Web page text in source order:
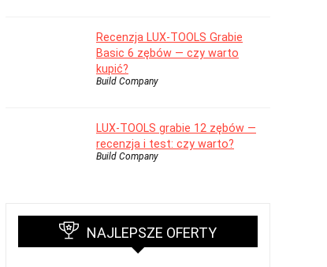
Recenzja LUX-TOOLS Grabie
Basic 6 zębów — czy warto
kupić?
Build Company
LUX-TOOLS grabie 12 zębów —
recenzja i test: czy warto?
Build Company
NAJLEPSZE OFERTY